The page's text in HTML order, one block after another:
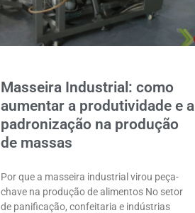
Masseira Industrial: como
aumentar a produtividade e a
padronização na produção
de massas
Por que a masseira industrial virou peça-
chave na produção de alimentos No setor
de panificação, confeitaria e indústrias